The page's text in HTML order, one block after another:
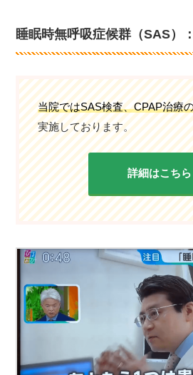
睡眠時無呼吸症候群（SAS）
当院ではSAS検査、CPAP治療
実施しております。
詳細はこちら